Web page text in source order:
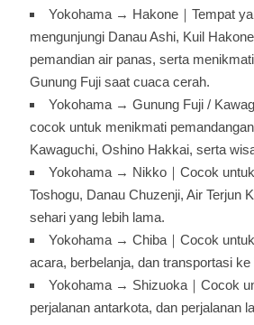
Yokohama → Hakone｜Tempat
mengunjungi Danau Ashi, Kuil
pemandian air panas, serta
Gunung Fuji saat cuaca cerah.
Yokohama → Gunung Fuji /
cocok untuk menikmati
Kawaguchi, Oshino Hakkai, serta
Yokohama → Nikko｜Cocok
Toshogu, Danau Chuzenji, Air Terjun
sehari yang lebih lama.
Yokohama → Chiba｜Cocok
acara, berbelanja, dan transportasi
Yokohama → Shizuoka｜Cocok
perjalanan antarkota, dan perjalanan